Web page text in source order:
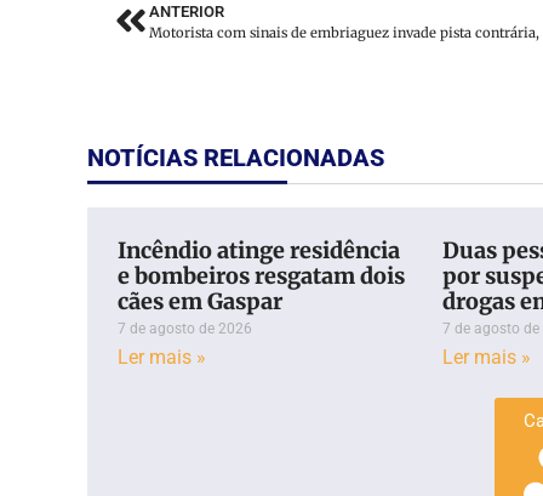
ANTERIOR
NOTÍCIAS RELACIONADAS
Incêndio atinge residência
e bombeiros resgatam dois
cães em Gaspar
7 de agosto de 2026
Ler mais »
Duas
por
drogas
7 de agosto
Ler mais »